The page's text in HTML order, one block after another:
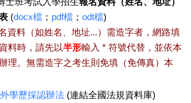
(docx檔； pdf檔； odt檔)
資料（如姓名、地址...）需造字者，網路填
料時，請先以半形輸入 * 符號代替，並依本
理。無需造字之考生則免填（免傳真）本
學歷採認辦法(連結全國法規資料庫)